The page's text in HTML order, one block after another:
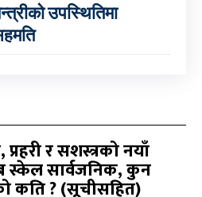
उपस्थितिमा
र सशस्त्रको नयाँ
स्केल सार्वजनिक, कुन
कति ? (सूचीसहित)